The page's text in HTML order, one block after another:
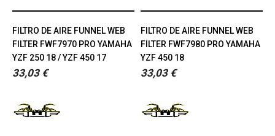
FILTRO DE AIRE FUNNEL WEB
FILTER FWF7970 PRO YAMAHA
YZF 250 18 / YZF 450 17
33,03 €
FILTRO DE AIRE FUNNEL WEB
FILTER FWF7980 PRO YAMAHA
YZF 450 18
33,03 €